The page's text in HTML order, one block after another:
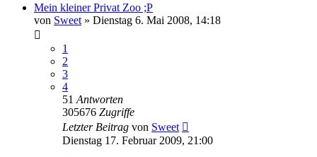
Mein kleiner Privat Zoo ;P
von Sweet » Dienstag 6. Mai 2008, 14:18
1
2
3
4
51 Antworten
305676 Zugriffe
Letzter Beitrag von Sweet
Dienstag 17. Februar 2009, 21:00